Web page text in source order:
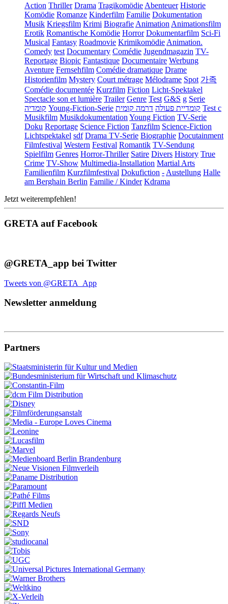
Action Thriller Drama Tragikomödie Abenteuer Historie
Komödie Romanze Kinderfilm Familie Dokumentation
Musik Kriegsfilm Krimi Biografie Animation Animationsfilm
Erotik Romantische Komödie Horror Dokumentarfilm Sci-Fi
Musical Fantasy Roadmovie Krimikomödie Animation.
Comedy test Documentary Comédie Jugendmagazin TV-
Reportage Biopic Fantastique Documentaire Werbung
Aventure Fernsehfilm Comédie dramatique Drame
Historienfilm Mystery Court métrage Mélodrame Spot 가족
Comédie documentée Kurzfilm Fiction Licht-Spektakel
Spectacle son et lumière Trailer Genre Test G&S g Serie
קומדיה Young-Fiction-Serie קומדיית פעולה דרמה קומית
Test c
Musikfilm Musikdokumentation Young Fiction TV-Serie
Doku Reportage Science Fiction Tanzfilm Science-Fiction
Lichtspektakel sdf Drama TV-Serie Biographie Docutainment
Filmfestival Western Festival Romantik TV-Sendung
Spielfilm Genres Horror-Thriller Satire Divers History True
Crime TV-Show Multimedia-Installation Martial Arts
Familienfilm Kurzfilmfestival Dokufiction - Austellung Halle
am Berghain Berlin Familie / Kinder Kdrama
Jetzt weiterempfehlen!
GRETA auf Facebook
@GRETA_app bei Twitter
Tweets von @GRETA_App
Newsletter anmeldung
Partners